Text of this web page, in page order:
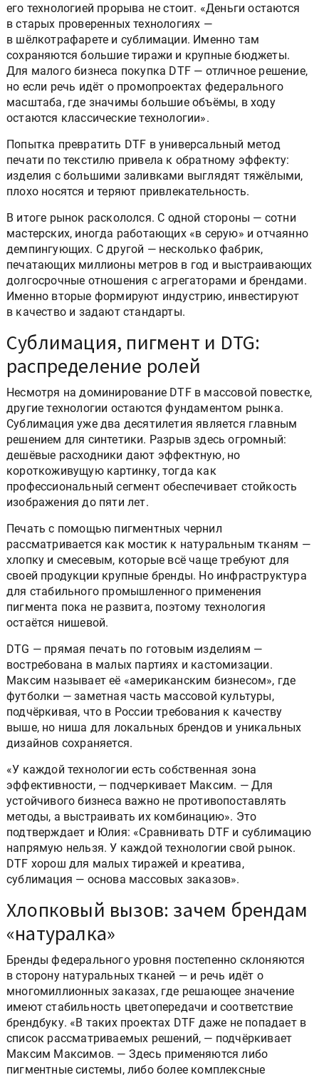
его технологией прорыва не стоит. «Деньги остаются
в старых проверенных технологиях —
в шёлкотрафарете и сублимации. Именно там
сохраняются большие тиражи и крупные бюджеты.
Для малого бизнеса покупка DTF — отличное решение,
но если речь идёт о промопроектах федерального
масштаба, где значимы большие объёмы, в ходу
остаются классические технологии».
Попытка превратить DTF в универсальный метод
печати по текстилю привела к обратному эффекту:
изделия с большими заливками выглядят тяжёлыми,
плохо носятся и теряют привлекательность.
В итоге рынок раскололся. С одной стороны — сотни
мастерских, иногда работающих «в серую» и отчаянно
демпингующих. С другой — несколько фабрик,
печатающих миллионы метров в год и выстраивающих
долгосрочные отношения с агрегаторами и брендами.
Именно вторые формируют индустрию, инвестируют
в качество и задают стандарты.
Сублимация, пигмент и DTG:
распределение ролей
Несмотря на доминирование DTF в массовой повестке,
другие технологии остаются фундаментом рынка.
Сублимация уже два десятилетия является главным
решением для синтетики. Разрыв здесь огромный:
дешёвые расходники дают эффектную, но
короткоживущую картинку, тогда как
профессиональный сегмент обеспечивает стойкость
изображения до пяти лет.
Печать с помощью пигментных чернил
рассматривается как мостик к натуральным тканям —
хлопку и смесевым, которые всё чаще требуют для
своей продукции крупные бренды. Но инфраструктура
для стабильного промышленного применения
пигмента пока не развита, поэтому технология
остаётся нишевой.
DTG — прямая печать по готовым изделиям —
востребована в малых партиях и кастомизации.
Максим называет её «американским бизнесом», где
футболки — заметная часть массовой культуры,
подчёркивая, что в России требования к качеству
выше, но ниша для локальных брендов и уникальных
дизайнов сохраняется.
«У каждой технологии есть собственная зона
эффективности, — подчеркивает Максим. — Для
устойчивого бизнеса важно не противопоставлять
методы, а выстраивать их комбинацию». Это
подтверждает и Юлия: «Сравнивать DTF и сублимацию
напрямую нельзя. У каждой технологии свой рынок.
DTF хорош для малых тиражей и креатива,
сублимация — основа массовых заказов».
Хлопковый вызов: зачем брендам
«натуралка»
Бренды федерального уровня постепенно склоняются
в сторону натуральных тканей — и речь идёт о
многомиллионных заказах, где решающее значение
имеют стабильность цветопередачи и соответствие
брендбуку. «В таких проектах DTF даже не попадает в
список рассматриваемых решений, — подчёркивает
Максим Максимов. — Здесь применяются либо
пигментные системы, либо более комплексные